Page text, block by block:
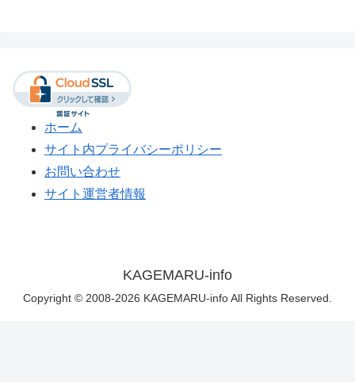
ホーム
サイト内プライバシーポリシー
お問い合わせ
サイト運営者情報
KAGEMARU-info
Copyright © 2008-2026 KAGEMARU-info All Rights Reserved.